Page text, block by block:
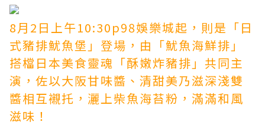
8月2日上午10:30p98娛樂城起，則是「日
式豬排魷魚堡」登場，由「魷魚海鮮排」
搭檔日本美食靈魂「酥嫩炸豬排」共同主
演，佐以大阪甘味醬、清甜美乃滋深淺雙
醬相互襯托，灑上柴魚海苔粉，滿滿和風
滋味！